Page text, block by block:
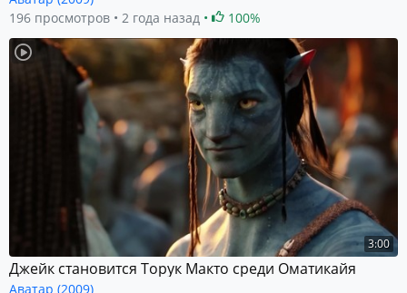
196 просмотров
2 года назад 100%
3:00
Джейк становится Торук Макто среди Оматикайя
Аватар (2009)